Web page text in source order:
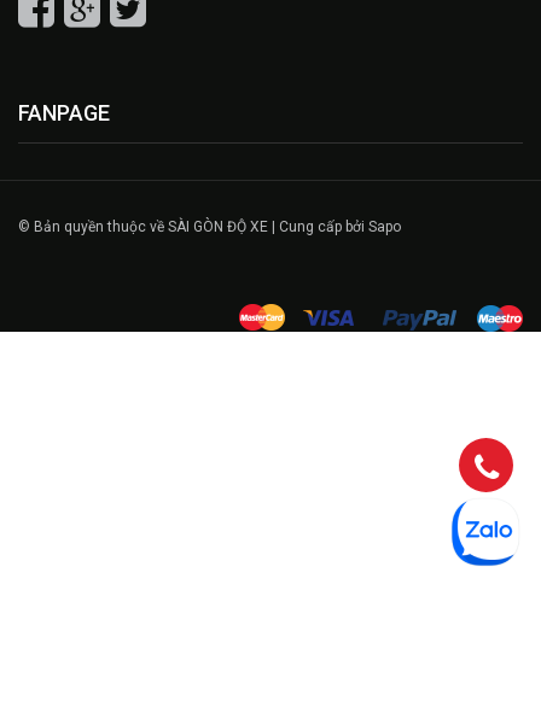
FANPAGE
© Bản quyền thuộc về SÀI GÒN ĐỘ XE | Cung cấp bởi Sapo